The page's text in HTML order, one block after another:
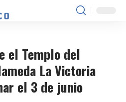
el Templo del
La Victoria
el 3 de junio